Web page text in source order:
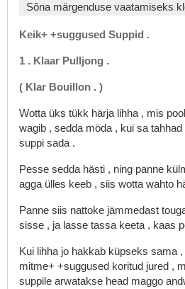
Sõna märgenduse vaatamiseks
Keik+ +suggused Suppid .
1 . Klaar Pulljong .
( Klar Bouillon . )
Wotta üks tükk härja lihha , mis pool
wagib , sedda möda , kui sa tahhad
suppi sada .
Pesse sedda hästi , ning panne
agga ülles keeb , siis wotta wahto
Panne siis nattoke jämmedast
sisse , ja lasse tassa keeta , kaas
Kui lihha jo hakkab küpseks sama ,
mitme+ +suggused koritud jured ,
suppile arwatakse head maggo